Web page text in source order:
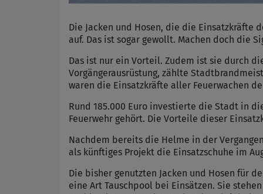
Die Jacken und Hosen, die die Einsatzkräfte
auf. Das ist sogar gewollt. Machen doch die
Das ist nur ein Vorteil. Zudem ist sie durch
Vorgängerausrüstung, zählte
waren die Einsatzkräfte aller Feuerwachen
Rund 185.000 Euro investierte die Stadt in
Feuerwehr gehört. Die Vorteile dieser
Nachdem bereits die Helme in der
als künftiges Projekt die Einsatzschuhe im
Die bisher genutzten Jacken und Hosen für
eine Art Tauschpool bei Einsätzen. Sie